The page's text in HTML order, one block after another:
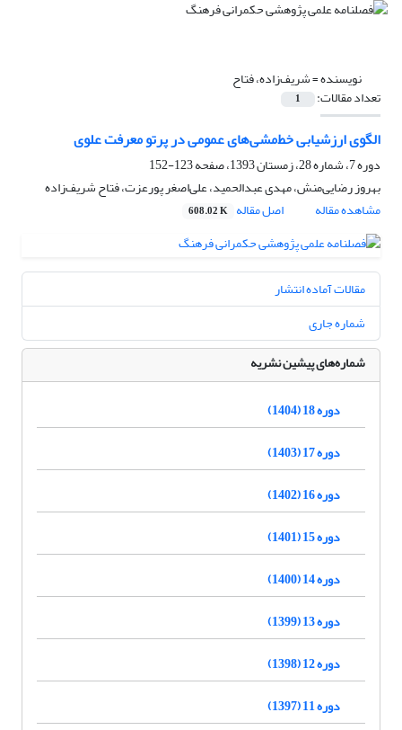
نویسنده =شریف‌زاده، فتاح
تعداد مقالات: 1
الگوی ارزشیابی خط‌مشی‌های عمومی در پرتو معرفت علوی
دوره 7، شماره 28، زمستان 1393، صفحه
123-152
بهروز‌ رضایی‌منش، مهدی عبدالحمید، علی‌اصغر پورعزت، فتاح شریف‌زاده
مشاهده مقاله
اصل مقاله 608.02 K
مقالات آماده انتشار
شماره جاری
شماره‌های پیشین نشریه
دوره 18 (1404)
دوره 17 (1403)
دوره 16 (1402)
دوره 15 (1401)
دوره 14 (1400)
دوره 13 (1399)
دوره 12 (1398)
دوره 11 (1397)